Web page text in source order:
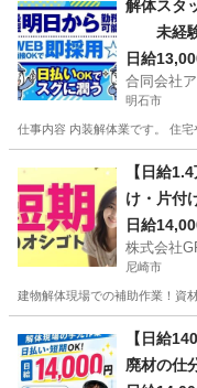
解体ス
未経
日給
合同会社
明石市
仕事内容 内装解体業です。 住
その他
【日給
け・片付
作業
日給
株式会社
尼崎市
建物解体現場での補助作業！資
その他
【日給
廃材の仕